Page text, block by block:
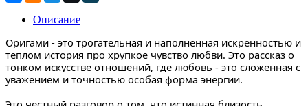
Описание
Оригами - это трогательная и наполненная искренностью и
теплом история про хрупкое чувство любви. Это рассказ о
тонком искусстве отношений, где любовь - это сложенная с
уважением и точностью особая форма энергии.